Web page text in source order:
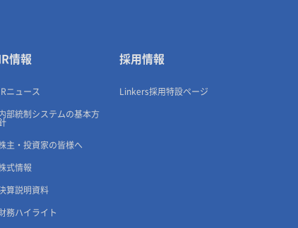
IR情報
ニュース
部統制システムの基本方
主・投資家の皆様へ
式情報
算説明資料
務ハイライト
採用情報
Linkers採用特設ページ